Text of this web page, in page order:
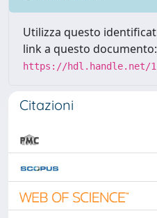
Utilizza questo
link a questo documento:
https://hdl.handle.net/
Citazioni